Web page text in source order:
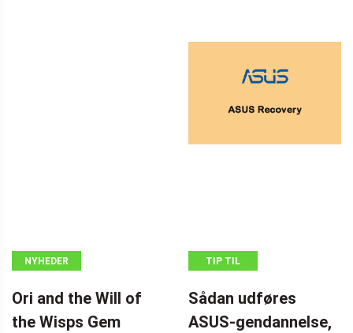
NYHEDER
Ori and the Will of
the Wisps Gem
TIP TIL
Sådan udføres
ASUS-gendannelse,